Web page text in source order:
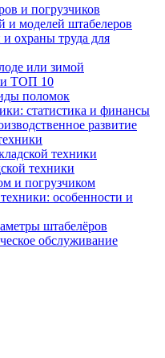
и погрузчиков
и моделей штабелеров
охраны труда для
или зимой
и ТОП 10
поломок
статистика и финансы
развитие
техники
техники
и погрузчиком
особенности и
штабелёров
обслуживание